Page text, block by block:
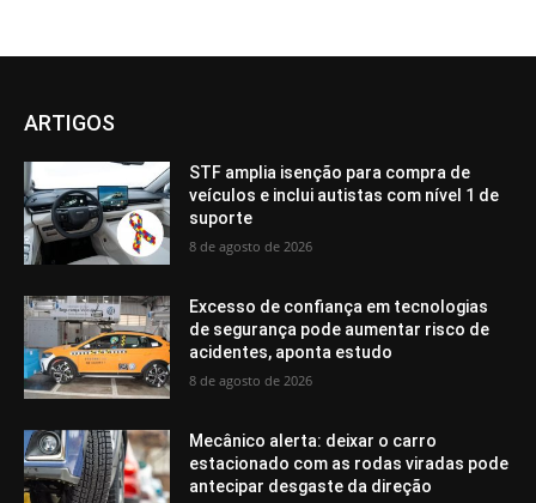
ARTIGOS
STF amplia isenção para compra de
veículos e inclui autistas com nível 1 de
suporte
8 de agosto de 2026
Excesso de confiança em tecnologias
de segurança pode aumentar risco de
acidentes, aponta estudo
8 de agosto de 2026
Mecânico alerta: deixar o carro
estacionado com as rodas viradas pode
antecipar desgaste da direção